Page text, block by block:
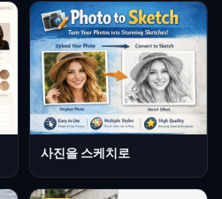
사진을 스케치로